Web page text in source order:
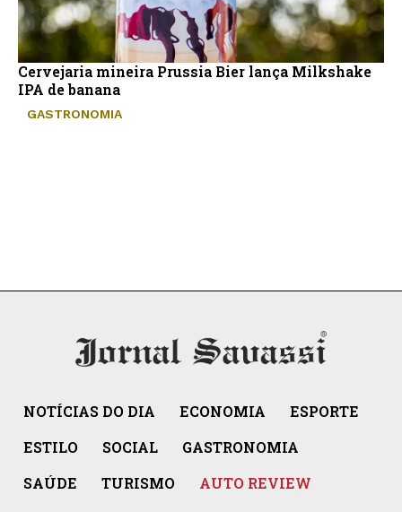
Cervejaria mineira Prussia Bier lança Milkshake
IPA de banana
GASTRONOMIA
NOTÍCIAS DO DIA ECONOMIA
ESPORTE
ESTILO
SOCIAL
GASTRONOMIA
SAÚDE
TURISMO AUTO REVIEW